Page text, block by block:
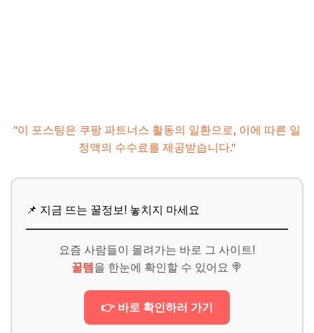
"이 포스팅은 쿠팡 파트너스 활동의 일환으로, 이에 따른 일
정액의 수수료를 제공받습니다."
📌 지금 뜨는 꿀정보! 놓치지 마세요
요즘 사람들이 몰려가는 바로 그 사이트!
꿀템 을 한눈에 확인할 수 있어요 🍭
👉 바로 확인하러 가기